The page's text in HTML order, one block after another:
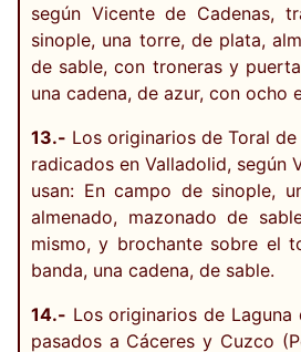
según Vicente de Cadenas,
sinople, una torre, de plata,
de sable, con troneras y
una cadena, de azur, con ocho
13.- Los originarios de Toral
radicados en Valladolid, según
usan: En campo de sinople,
almenado, mazonado de
mismo, y brochante sobre el
banda, una cadena, de sable.
14.- Los originarios de Laguna
pasados a Cáceres y Cuzco